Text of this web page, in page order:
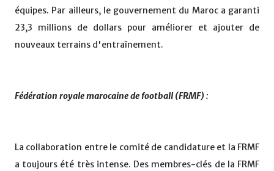
équipes. Par ailleurs, le gouvernement du Maroc a garanti
23,3 millions de dollars pour améliorer et ajouter de
nouveaux terrains d'entraînement.
Fédération royale marocaine de football (FRMF) :
La collaboration entre le comité de candidature et la FRMF
a toujours été très intense. Des membres-clés de la FRMF